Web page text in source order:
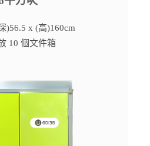
)56.5 x (高)160cm
10 個文件箱